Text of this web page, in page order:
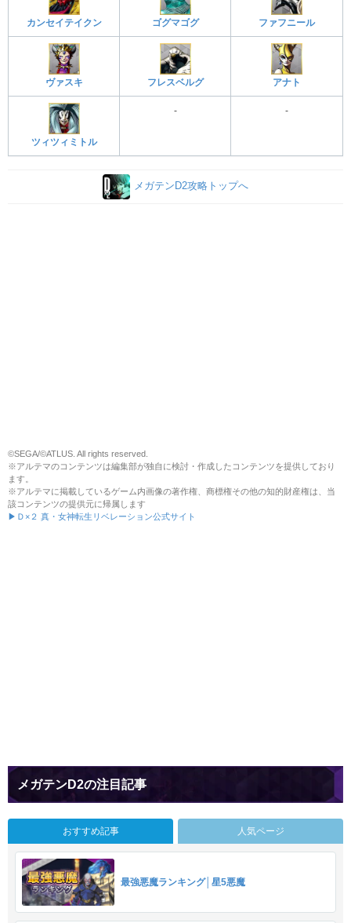
カンセイテイクン ゴグマゴグ ファフニール
ヴァスキ フレスベルグ アナト
ツィツィミトル
- -
メガテンD2攻略トップへ
©SEGA/©ATLUS. All rights reserved.
※アルテマのコンテンツは編集部が独自に検討・作成したコンテンツを提供しており
ます。
※アルテマに掲載しているゲーム内画像の著作権、商標権その他の知的財産権は、当
該コンテンツの提供元に帰属します
▶Ｄ×２ 真・女神転生リベレーション公式サイト
メガテンD2の注目記事
おすすめ記事 人気ページ
最強悪魔ランキング│星5悪魔